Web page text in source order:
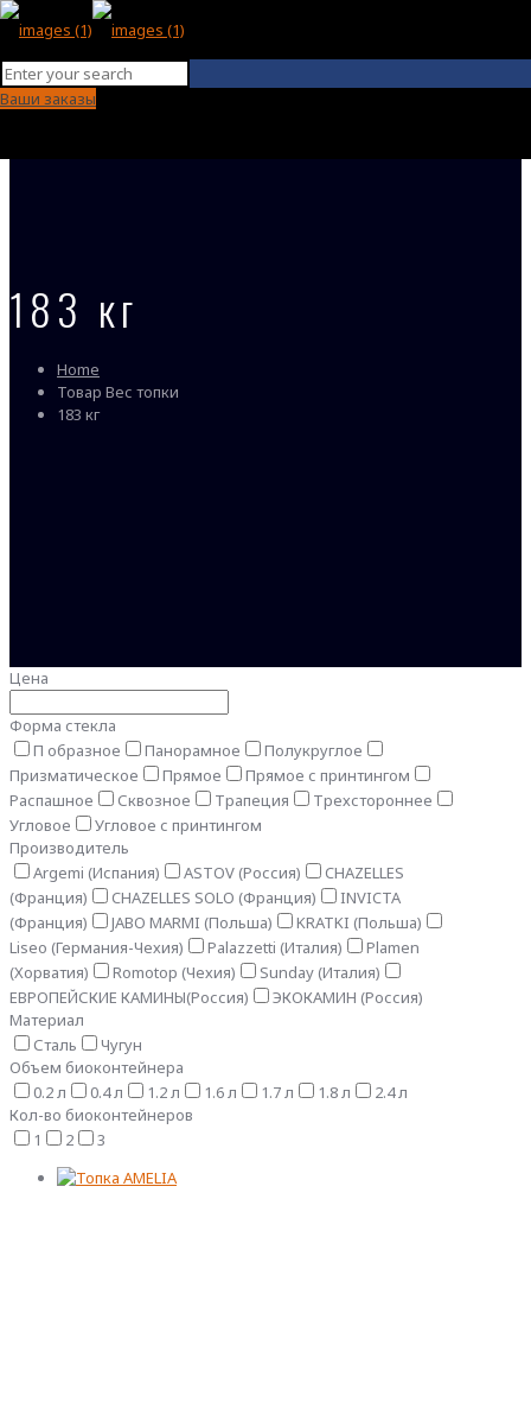
Ваши заказы
183 кг
Home
Товар Вес топки
183 кг
Цена
Форма стекла
П образное
Панорамное
Полукруглое
Призматическое
Прямое
Прямое с принтингом
Распашное
Сквозное Трапеция
Трехстороннее
Угловое
Угловое с принтингом
Производитель
Argemi (Испания)
ASTOV (Россия)
CHAZELLES
(Франция)
CHAZELLES SOLO (Франция)
INVICTA
(Франция)
JABO MARMI (Польша)
KRATKI (Польша)
Liseo (Германия-Чехия)
Palazzetti (Италия)
Plamen
(Хорватия)
Romotop (Чехия)
Sunday (Италия)
ЕВРОПЕЙСКИЕ КАМИНЫ(Россия)
ЭКОКАМИН (Россия)
Материал
Сталь
Чугун
Объем биоконтейнера
0.2 л
0.4 л 1.2 л 1.6 л 1.7 л 1.8 л
2.4 л
Кол-во биоконтейнеров
1
2 3